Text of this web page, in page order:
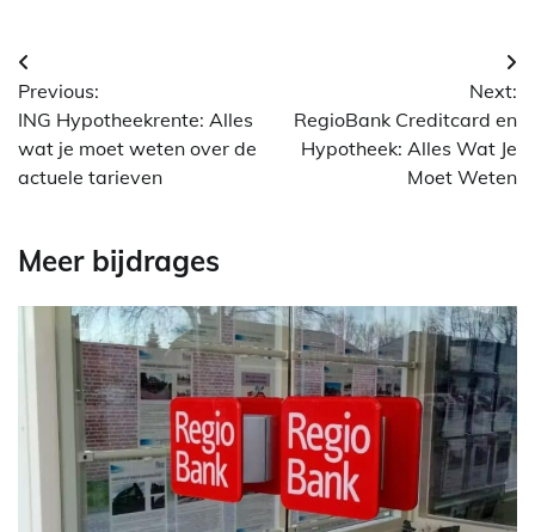
Berichtnavigatie
Previous:
ING Hypotheekrente: Alles
wat je moet weten over de
actuele tarieven
Next:
RegioBank Creditcard en
Hypotheek: Alles Wat Je
Moet Weten
Meer bijdrages